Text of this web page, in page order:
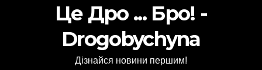
Це Дро ... Бро! -
Drogobychyna
Дізнайся новини першим!